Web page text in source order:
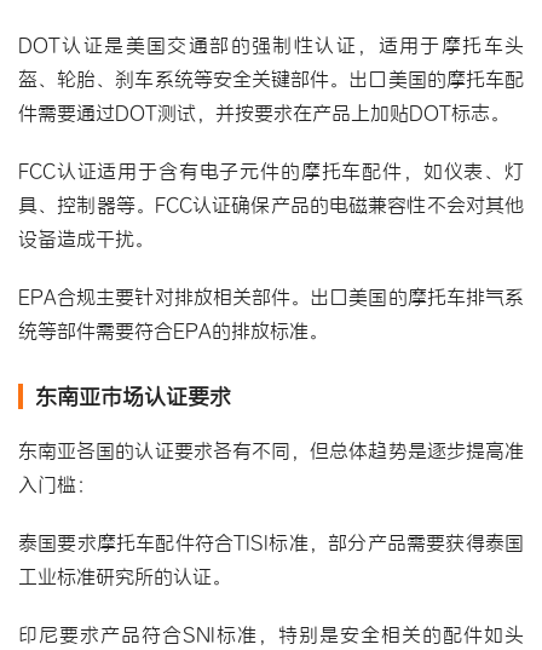
DOT认证是美国交通部的强制性认证，适用于摩托车头
盔、轮胎、刹车系统等安全关键部件。出口美国的摩托车配
件需要通过DOT测试，并按要求在产品上加贴DOT标志。
FCC认证适用于含有电子元件的摩托车配件，如仪表、灯
具、控制器等。FCC认证确保产品的电磁兼容性不会对其他
设备造成干扰。
EPA合规主要针对排放相关部件。出口美国的摩托车排气系
统等部件需要符合EPA的排放标准。
东南亚市场认证要求
东南亚各国的认证要求各有不同，但总体趋势是逐步提高准
入门槛：
泰国要求摩托车配件符合TISI标准，部分产品需要获得泰国
工业标准研究所的认证。
印尼要求产品符合SNI标准，特别是安全相关的配件如头